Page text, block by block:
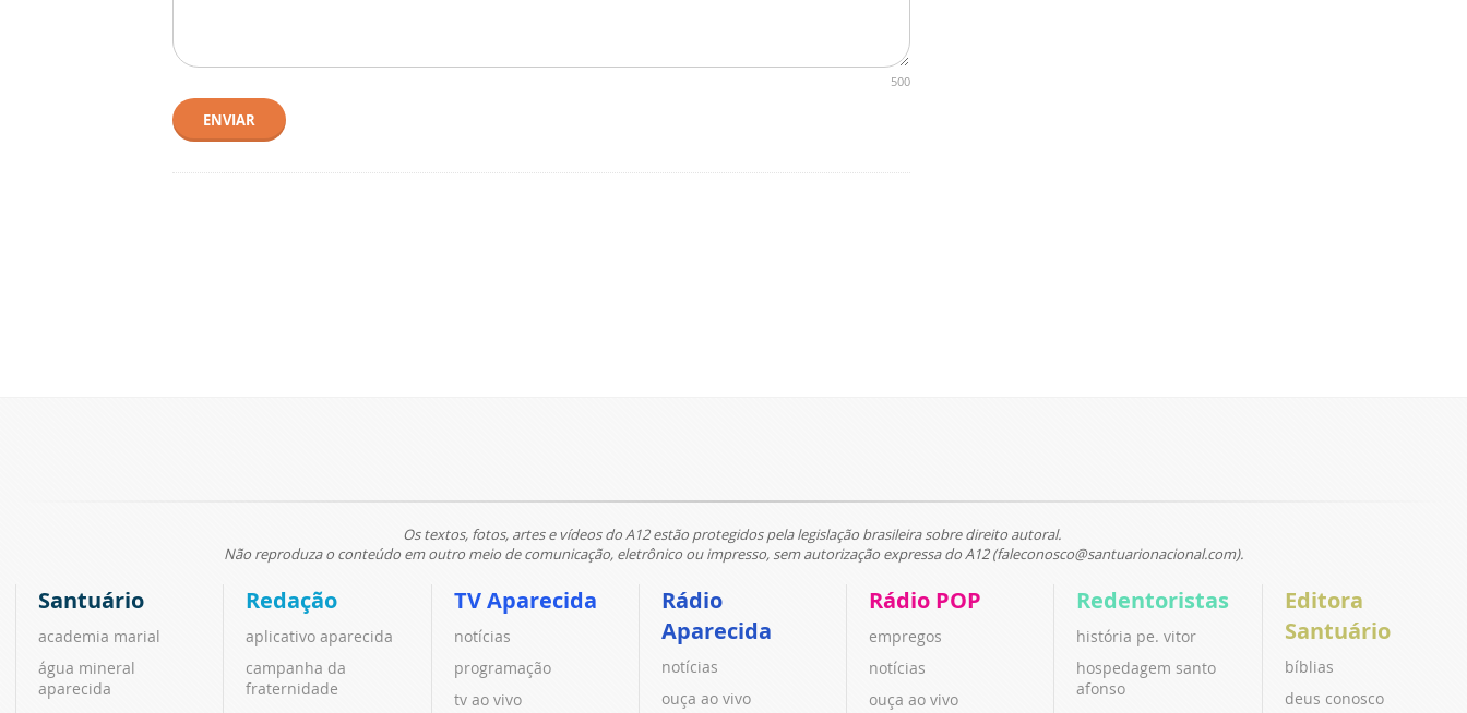
500
ENVIAR
Os textos, fotos, artes e vídeos do A12 estão protegidos pela legislação brasileira sobre direito autoral.
Não reproduza o conteúdo em outro meio de comunicação, eletrônico ou impresso, sem autorização expressa do A12 (faleconosco@santuarionacional.com).
Santuário
academia marial
água mineral
aparecida
Redação
aplicativo aparecida
campanha da
fraternidade
TV Aparecida
notícias
programação
tv ao vivo
Rádio
Aparecida
notícias
ouça ao vivo
Rádio POP
empregos
notícias
ouça ao vivo
Redentoristas
história pe. vitor
hospedagem santo
afonso
Editora
Santuário
bíblias
deus conosco